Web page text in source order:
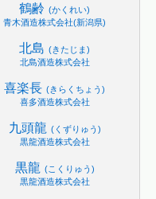
鶴齢 (かくれい)
青木酒造株式会社(新潟県)
北島 (きたじま)
北島酒造株式会社
喜楽長 (きらくちょう)
喜多酒造株式会社
九頭龍 (くずりゅう)
黒龍酒造株式会社
黒龍 (こくりゅう)
黒龍酒造株式会社